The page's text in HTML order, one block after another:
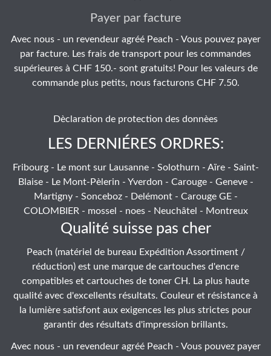
Payer par facture
Avec nous - un revendeur agréé Peach - Vous pouvez payer
par facture. Les frais de transport pour les commandes
supérieures à CHF 150.- sont gratuits! Pour les valeurs de
commande plus petits, nous facturons CHF 7.50.
Dèclaration de protection des donnèes
LES DERNIÉRES ORDRES:
Fribourg - Le mont sur Lausanne - Solothurn - Aïre - Saint-
Blaise - Le Mont-Pèlerin - Yverdon - Carouge - Geneve -
Martigny - Sonceboz - Delémont - Carouge GE -
COLOMBIER - mossel - noes - Neuchâtel - Montreux
Qualité suisse pas cher
Peach (matériel de bureau Expédition Assortiment /
réduction) est une marque de cartouches d'encre
compatibles et cartouches de toner CH. La plus haute
qualité avec d'excellents résultats. Couleur et résistance à
la lumière satisfont aux exigences les plus strictes pour
garantir des résultats d'impression brillants.
Avec nous - un revendeur agréé Peach - Vous pouvez payer